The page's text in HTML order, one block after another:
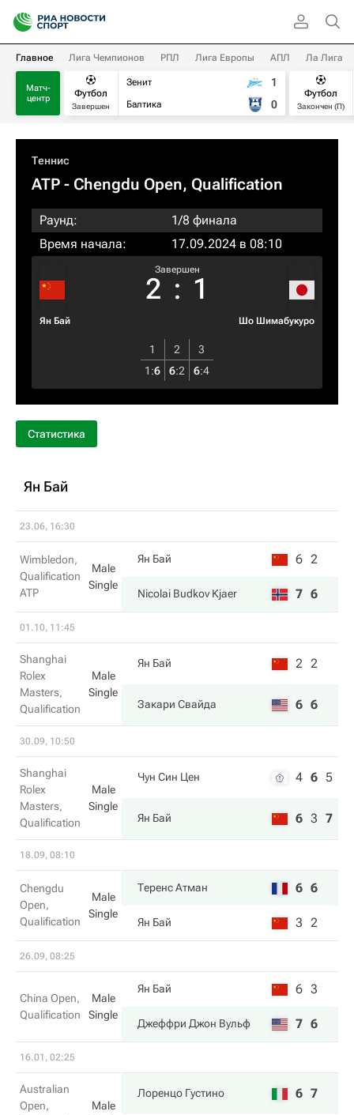
Главное Лига Чемпионов РПЛ Лига Европы АПЛ Ла Лига
Матч-
центр
Футбол
Завершен
Зенит
Балтика
1
0
Футбол
Закончен (П)
Теннис
ATP - Chengdu Open, Qualification
Раунд:
1/8 финала
Время начала:
17.09.2024 в 08:10
Ян Бай
Завершен
2 : 1
Шо Шимабукуро
1 2
3
1 :6 6:2 6:4
Статистика
Ян Бай
23.06, 16:30
Wimbledon,
Qualification
ATP
Male
Single
Ян Бай 6 2
Nicolai Budkov Kjaer 7 6
01.10, 11:45
Shanghai
Rolex
Masters,
Qualification
Male
Single
Ян Бай 2 2
Закари Свайда 6 6
30.09, 10:50
Shanghai
Rolex
Masters,
Qualification
Male
Single
Чун Син Цен 4 6 5
Ян Бай 6 3 7
18.09, 08:10
Chengdu
Open,
Qualification
Male
Single
Теренс Атман 6 6
Ян Бай 3 2
26.09, 08:25
China Open,
Qualification
Male
Single
Ян Бай 6 3
Джеффри Джон Вульф 7 6
16.01, 02:25
Australian
Open,
Male
Лоренцо Густино 6 7